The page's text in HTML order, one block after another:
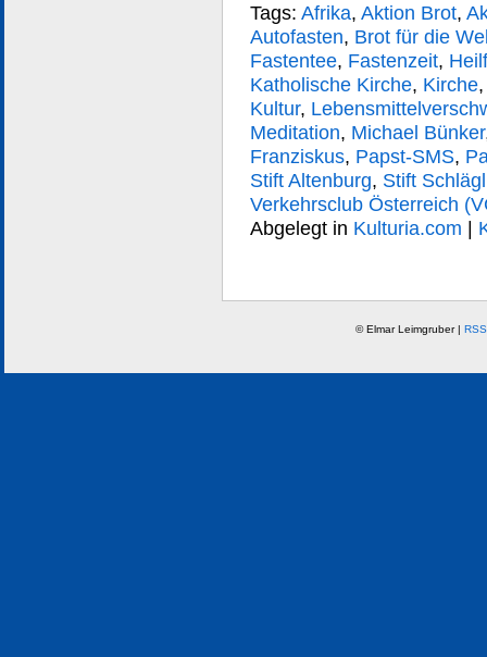
Tags: Afrika, Aktion Brot,
Autofasten, Brot für die
Fastentee, Fastenzeit,
Katholische Kirche, Kirche
Kultur,
Meditation, Michael Bünker
Franziskus, Papst-SMS,
Stift Altenburg, Stift Schlägl
Verkehrsclub Österreich
Abgelegt in Kulturia.com |
© Elmar Leimgruber |